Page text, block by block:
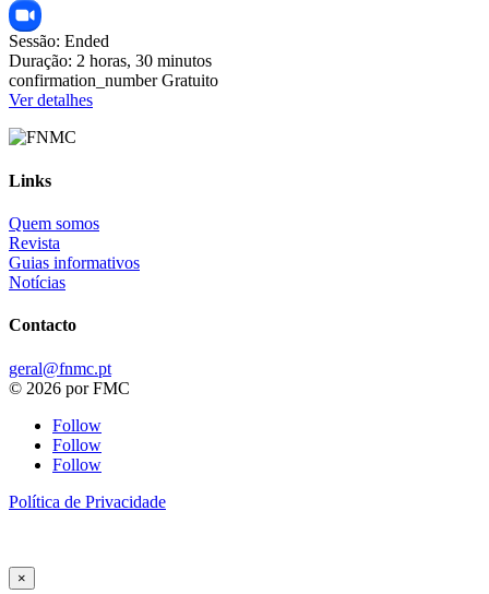
Sessão: Ended
Duração: 2 horas, 30 minutos
confirmation_number Gratuito
Ver detalhes
Links
Quem somos
Revista
Guias informativos
Notícias
Contacto
geral@fnmc.pt
© 2026 por FMC
Follow
Follow
Follow
Política de Privacidade
×